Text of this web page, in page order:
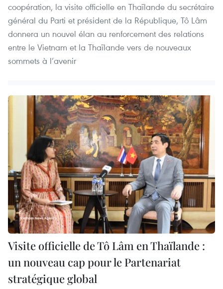
coopération, la visite officielle en Thaïlande du secrétaire
général du Parti et président de la République, Tô Lâm
donnera un nouvel élan au renforcement des relations
entre le Vietnam et la Thaïlande vers de nouveaux
sommets à l’avenir
Visite officielle de Tô Lâm en Thaïlande :
un nouveau cap pour le Partenariat
stratégique global